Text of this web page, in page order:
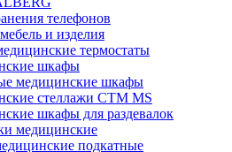
телефонов
и изделия
термостаты
шкафы
медицинские шкафы
стеллажи CTM MS
шкафы для раздевалок
медицинские
подкатные